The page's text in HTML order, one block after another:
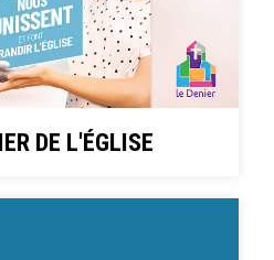
DE L'ÉGLISE